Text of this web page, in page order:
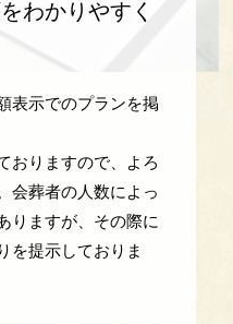
わかりやすく
表示でのプランを掲
おりますので、よろ
会葬者の人数によっ
りますが、その際に
を提示しておりま